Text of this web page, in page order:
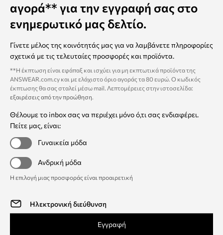
αγορά** για την εγγραφή σας στο
ενημερωτικό μας δελτίο.
Γίνετε μέλος της κοινότητάς μας για να λαμβάνετε πληροφορίες
σχετικά με τις τελευταίες προσφορές και προϊόντα.
**Η έκπτωση είναι εφάπαξ και ισχύει για μη εκπτωτικά προϊόντα της
ANSWEAR.com.cy και με ελάχιστο όριο αγοράς τα 80 ευρώ. Ο κωδικός
έκπτωσης θα σας σταλεί μέσω mail. Λεπτομέρειες στην ιστοσελίδα:
εξαιρέσεις από την προώθηση.
Θέλουμε το inbox σας να περιέχει μόνο ό,τι σας ενδιαφέρει.
Πείτε μας, είναι:
Γυναικεία μόδα
Ανδρική μόδα
Η επιλογή μιας προσφοράς είναι προαιρετική
Εγγραφή